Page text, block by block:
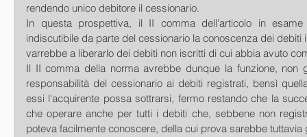
rendendo unico debitore il cessionario.
In questa prospettiva, il II comma dell'articolo in
indiscutibile da parte del cessionario la conoscenza dei debiti
varrebbe a liberarlo dei debiti non iscritti di cui abbia avuto
Il II comma della norma avrebbe dunque la funzione, non
responsabilità del cessionario ai debiti registrati, bensì
essi l'acquirente possa sottrarsi, fermo restando che la
che operare anche per tutti i debiti che, sebbene non
poteva facilmente conoscere, della cui prova sarebbe tuttavia